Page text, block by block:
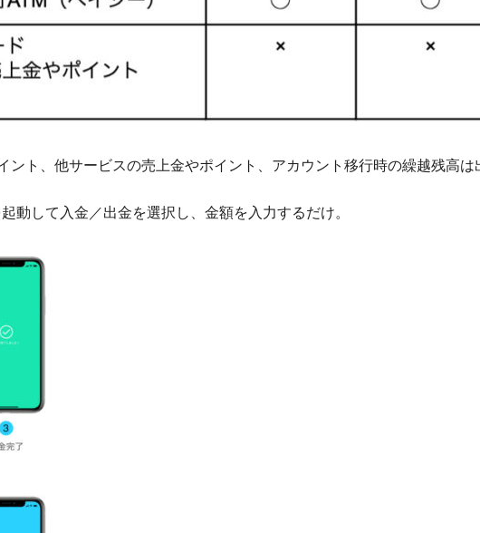
ント、他サービスの売上金やポイント、アカウント移行時の繰越残高は
動して入金／出金を選択し、金額を入力するだけ。